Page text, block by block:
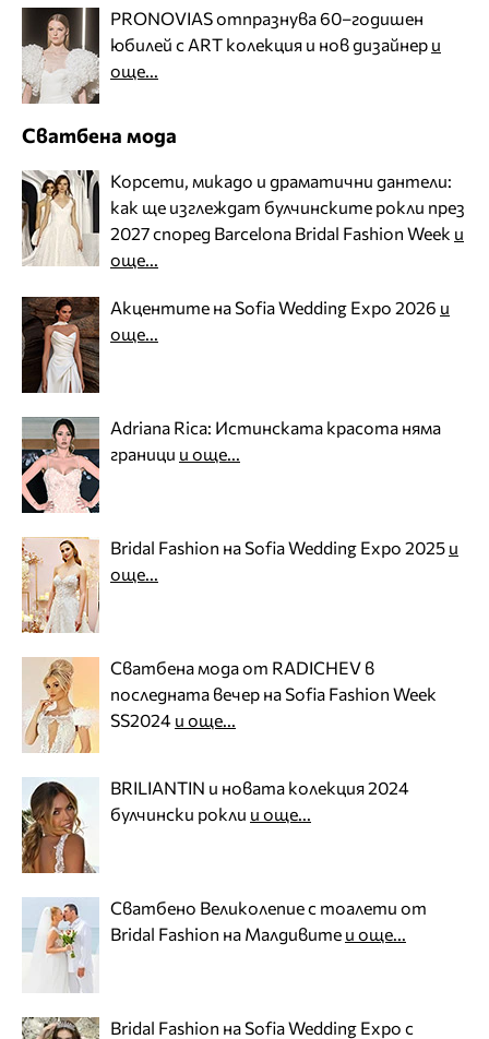
PRONOVIAS отпразнува 60–годишен
юбилей с ART колекция и нов дизайнер и
още...
Сватбена мода
Корсети, микадо и драматични дантели:
как ще изглеждат булчинските рокли през
2027 според Barcelona Bridal Fashion Week и
още...
Акцентите на Sofia Wedding Expo 2026 и
още...
Adriana Rica: Истинската красота няма
граници и още...
Bridal Fashion на Sofia Wedding Expo 2025 и
още...
Сватбена мода от RADICHEV в
последната вечер на Sofia Fashion Week
SS2024 и още...
BRILIANTIN и новата колекция 2024
булчински рокли и още...
Сватбено Великолепие с тоалети от
Bridal Fashion на Малдивите и още...
Bridal Fashion на Sofia Wedding Expo с